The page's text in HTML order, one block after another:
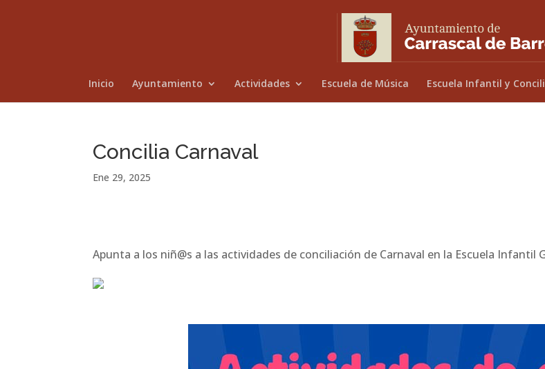
Inicio Ayuntamiento Actividades Escuela de Música Escuela Infantil y
Concilia Carnaval
Ene 29, 2025
Apunta a los niñ@s a las actividades de conciliación de Carnaval en la Escuela Infantil